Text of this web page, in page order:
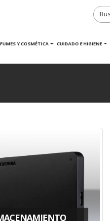
Y COSMÉTICA CUIDADO E HIGIENE